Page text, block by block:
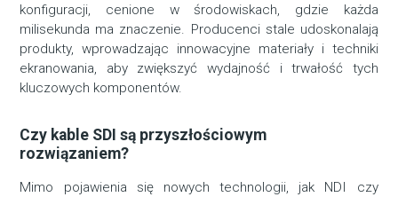
konfiguracji, cenione w środowiskach, gdzie każda
milisekunda ma znaczenie. Producenci stale udoskonalają
produkty, wprowadzając innowacyjne materiały i techniki
ekranowania, aby zwiększyć wydajność i trwałość tych
kluczowych komponentów.
Czy kable SDI są przyszłościowym
rozwiązaniem?
Mimo pojawienia się nowych technologii, jak NDI czy